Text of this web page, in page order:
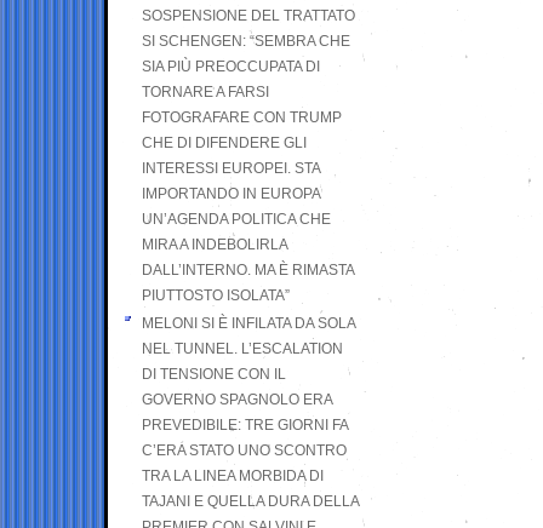
SOSPENSIONE DEL TRATTATO
SI SCHENGEN: “SEMBRA CHE
SIA PIÙ PREOCCUPATA DI
TORNARE A FARSI
FOTOGRAFARE CON TRUMP
CHE DI DIFENDERE GLI
INTERESSI EUROPEI. STA
IMPORTANDO IN EUROPA
UN’AGENDA POLITICA CHE
MIRA A INDEBOLIRLA
DALL’INTERNO. MA È RIMASTA
PIUTTOSTO ISOLATA”
MELONI SI È INFILATA DA SOLA
NEL TUNNEL. L’ESCALATION
DI TENSIONE CON IL
GOVERNO SPAGNOLO ERA
PREVEDIBILE: TRE GIORNI FA
C’ERA STATO UNO SCONTRO
TRA LA LINEA MORBIDA DI
TAJANI E QUELLA DURA DELLA